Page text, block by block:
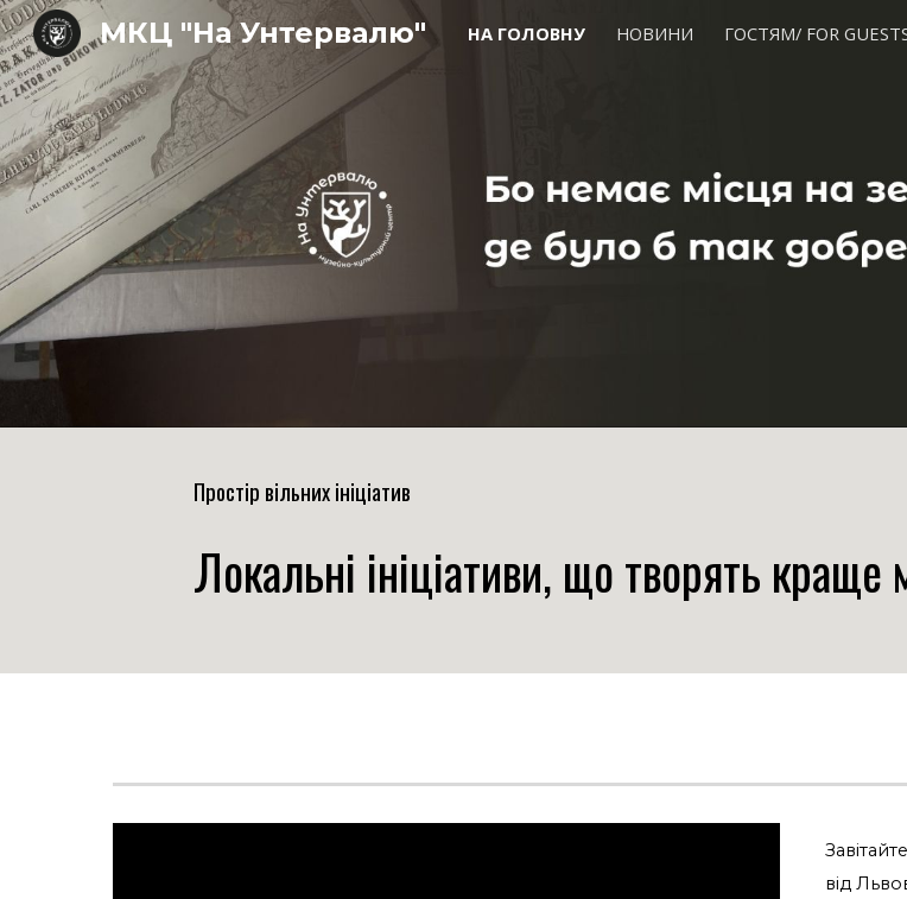
Skip to main content
МКЦ "На Унтервалю" НА ГОЛОВНУ НОВИНИ ГОСТЯМ/ FOR
Простір вільних ініціатив
Локальні ініціативи, що творять краще
від